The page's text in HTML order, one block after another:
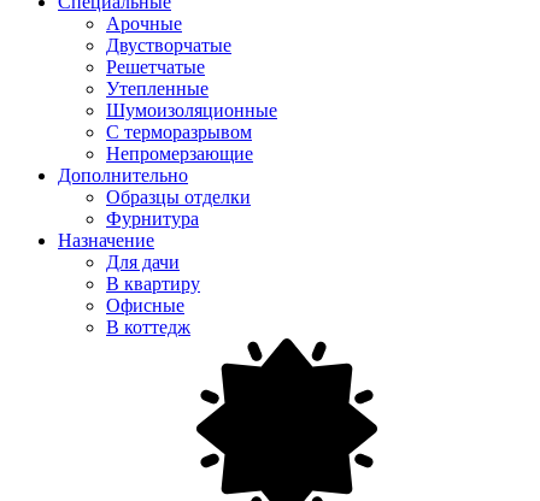
Арочные
Двустворчатые
Решетчатые
Утепленные
Шумоизоляционные
С терморазрывом
Непромерзающие
Дополнительно
Образцы отделки
Фурнитура
Назначение
Для дачи
В квартиру
Офисные
В коттедж